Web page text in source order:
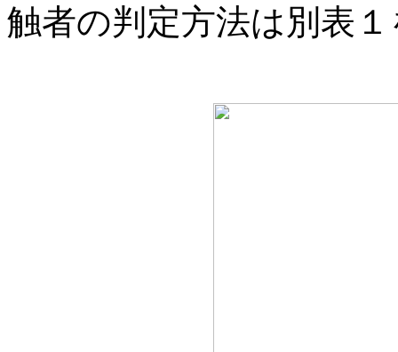
触者の判定方法は別表